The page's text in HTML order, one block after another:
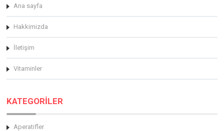
Ana sayfa
Hakkimizda
İletişim
Vitaminler
KATEGORİLER
Aperatifler